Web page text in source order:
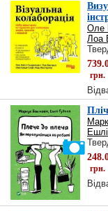
Оле
Лоа
грн.
грн.